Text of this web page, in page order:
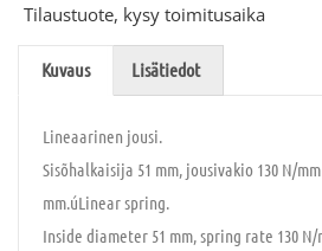
Tilaustuote, kysy toimitusaika
Kuvaus Lisätiedot
Lineaarinen jousi.
Sisõhalkaisija 51 mm, jousivakio 130 N/
mm.úLinear spring.
Inside diameter 51 mm, spring rate 130 N/